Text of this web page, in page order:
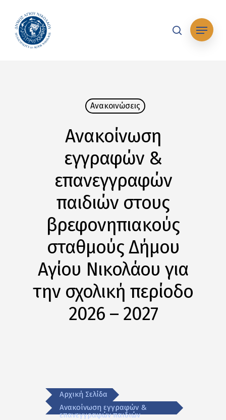
main
content
searchΜενού
Ανακοινώσεις
Ανακοίνωση
εγγραφών &
επανεγγραφών
παιδιών στους
βρεφονηπιακούς
σταθμούς Δήμου
Αγίου Νικολάου για
την σχολική περίοδο
2026 – 2027
Αρχική Σελίδα
Ανακοίνωση εγγραφών &
επανεγγραφών παιδιών